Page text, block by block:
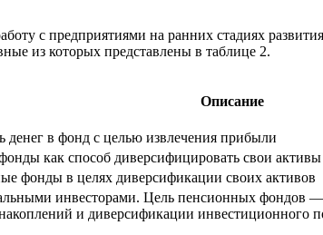
с предприятиями на ранних стадиях
из которых представлены в таблице 2.
Описание
денег в фонд с целью извлечения прибыли
как способ диверсифицировать свои активы
фонды в целях диверсификации своих активов
инвесторами. Цель пенсионных фондов
и диверсификации инвестиционного